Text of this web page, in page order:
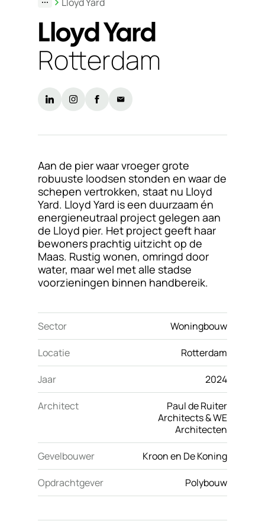
Duurzaamheid
Werken
KlantPortaal
Contact
Lloyd Yard
Rotterdam
Aan de pier waar vroeger grote
robuuste loodsen stonden en waar de
schepen vertrokken, staat nu Lloyd
Yard. Lloyd Yard is een duurzaam én
energieneutraal project gelegen aan
de Lloyd pier. Het project geeft haar
bewoners prachtig uitzicht op de
Maas. Rustig wonen, omringd door
water, maar wel met alle stadse
voorzieningen binnen handbereik.
Sector Woningbouw
Locatie Rotterdam
Jaar 2024
Architect
Paul de Ruiter
Architects & WE
Architecten
Gevelbouwer Kroon en De Koning
Opdrachtgever Polybouw